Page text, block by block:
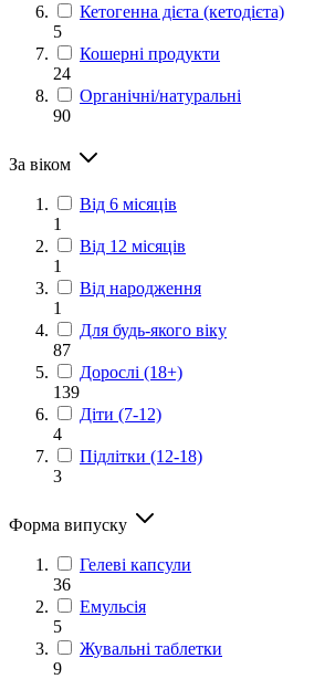
Кетогенна дієта (кетодієта)
5
Кошерні продукти
24
Органічні/натуральні
90
За віком
Від 6 місяців
1
Від 12 місяців
1
Від народження
1
Для будь-якого віку
87
Дорослі (18+)
139
Діти (7-12)
4
Підлітки (12-18)
3
Форма випуску
Гелеві капсули
36
Емульсія
5
Жувальні таблетки
9